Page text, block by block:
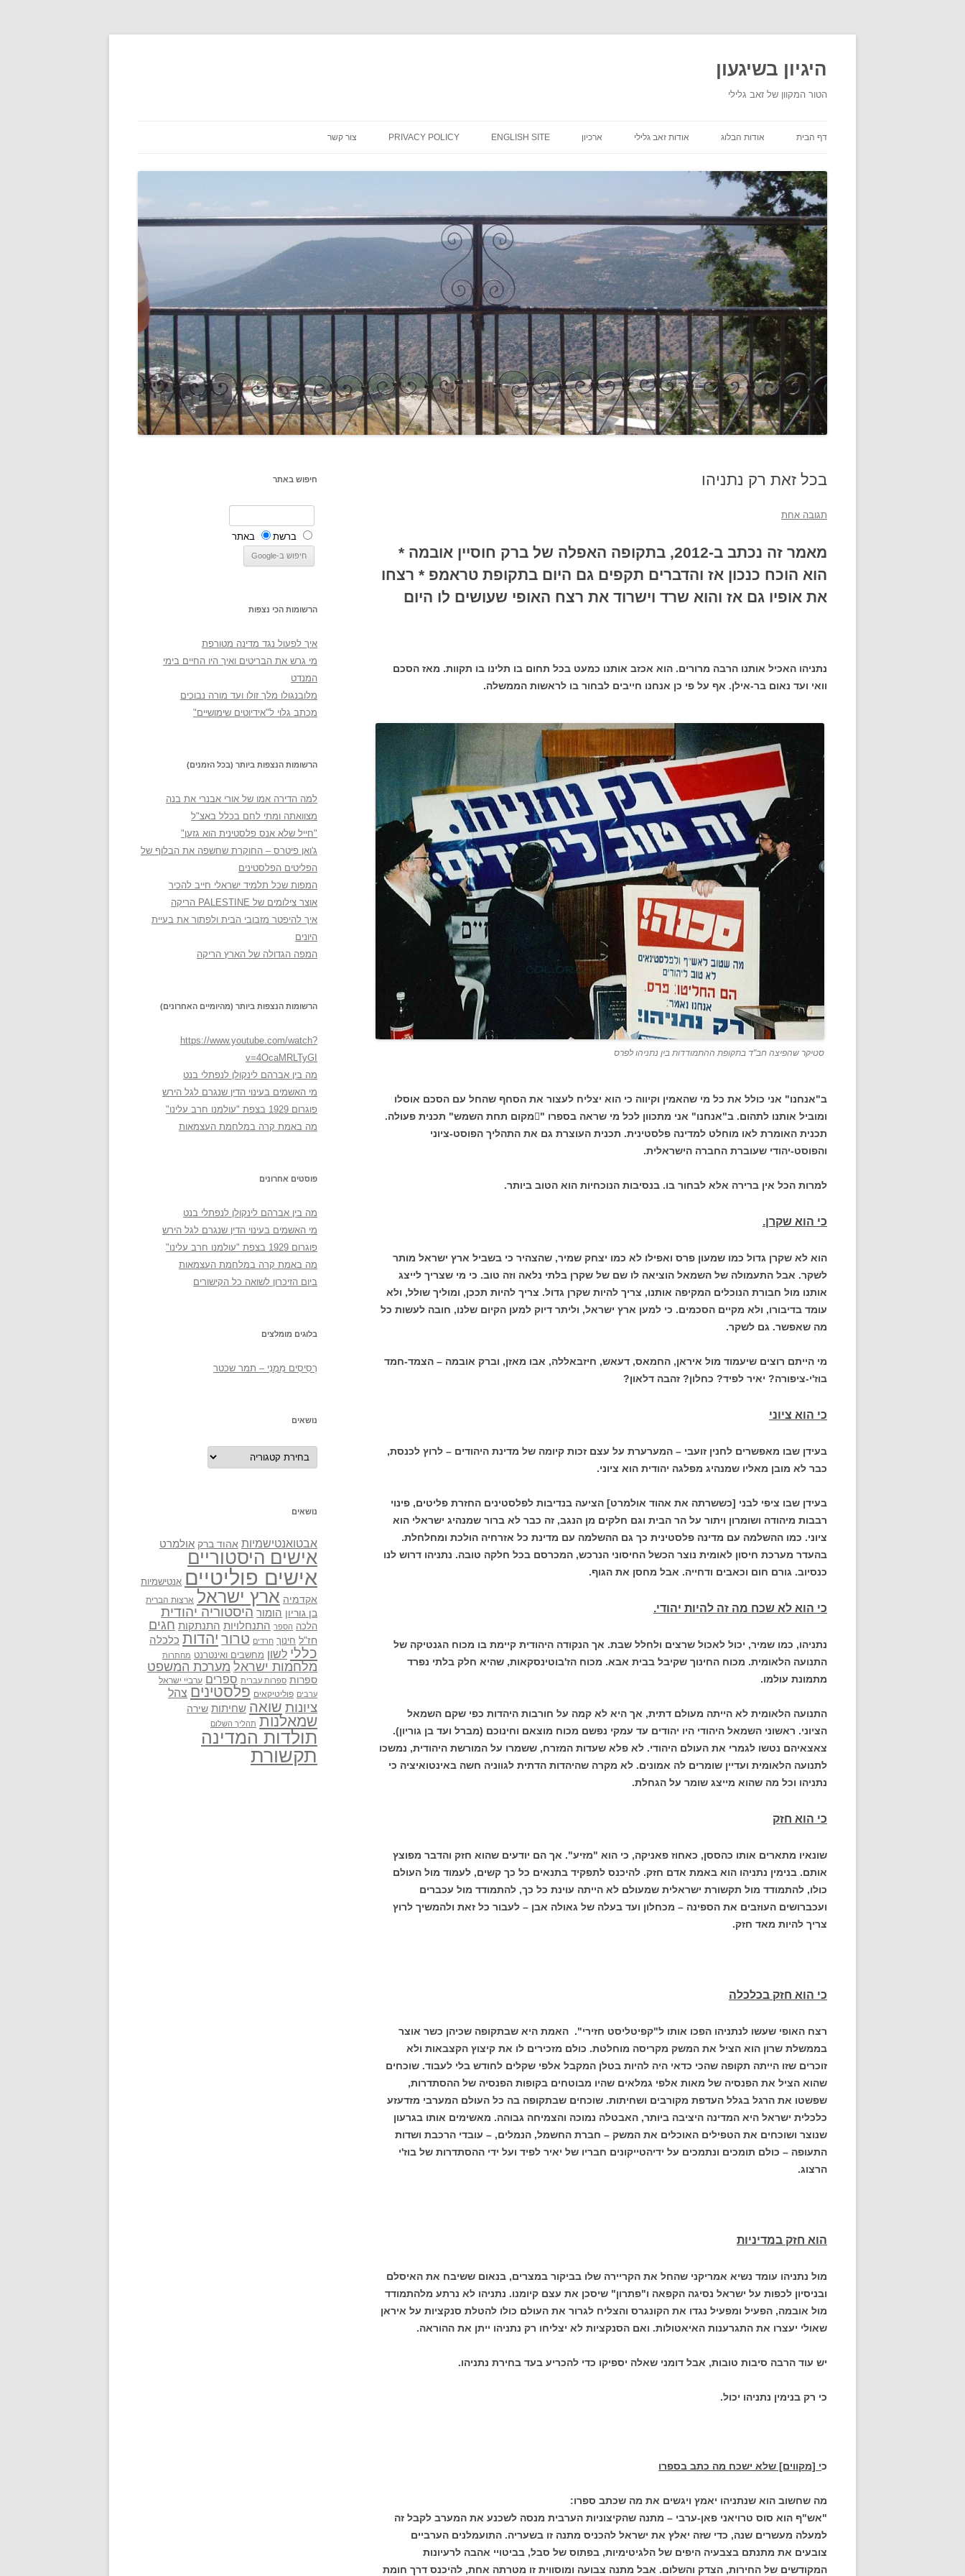
היגיון בשיגעון
הטור המקוון של זאב גלילי
דף הבית אודות הבלוג אודות זאב גלילי ארכיון ENGLISH SITE
PRIVACY POLICY צור קשר
בכל זאת רק נתניהו
תגובה אחת
מאמר זה נכתב ב-2012, בתקופה האפלה של ברק חוסיין אובמה *
הוא הוכח כנכון אז והדברים תקפים גם היום בתקופת טראמפ * רצחו
את אופיו גם אז והוא שרד וישרוד את רצח האופי שעושים לו היום
נתניהו האכיל אותנו הרבה מרורים. הוא אכזב אותנו כמעט בכל תחום בו תלינו בו תקוות. מאז הסכם
וואי ועד נאום בר-אילן. אף על פי כן אנחנו חייבים לבחור בו לראשות הממשלה.
סטיקר שהפיצה חב"ד בתקופת ההתמודדות בין נתניהו לפרס
ב"אנחנו" אני כולל את כל מי שהאמין וקיווה כי הוא יצליח לעצור את הסחף שהחל עם הסכם אוסלו
ומוביל אותנו לתהום. ב"אנחנו" אני מתכוון לכל מי שראה בספרו "מקום תחת השמש" תכנית פעולה.
תכנית האומרת לאו מוחלט למדינה פלסטינית. תכנית העוצרת גם את התהליך הפוסט-ציוני
והפוסט-יהודי שעוברת החברה הישראלית.
למרות הכל אין ברירה אלא לבחור בו. בנסיבות הנוכחיות הוא הטוב ביותר.
כי הוא שקרן.
הוא לא שקרן גדול כמו שמעון פרס ואפילו לא כמו יצחק שמיר, שהצהיר כי בשביל ארץ ישראל מותר
לשקר. אבל התעמולה של השמאל הוציאה לו שם של שקרן בלתי נלאה וזה טוב. כי מי שצריך לייצג
אותנו מול חבורת הנוכלים המקיפה אותנו, צריך להיות שקרן גדול. צריך להיות תככן, ומוליך שולל, ולא
עומד בדיבורו, ולא מקיים הסכמים. כי למען ארץ ישראל, וליתר דיוק למען הקיום שלנו, חובה לעשות כל
מה שאפשר. גם לשקר.
מי הייתם רוצים שיעמוד מול איראן, החמאס, דעאש, חיזבאללה, אבו מאזן, וברק אובמה – הצמד-חמד
בוז'י-ציפורה? יאיר לפיד? כחלון? זהבה דלאון?
כי הוא ציוני
בעידן שבו מאפשרים לחנין זועבי – המערערת על עצם זכות קיומה של מדינת היהודים – לרוץ לכנסת,
כבר לא מובן מאליו שמנהיג מפלגה יהודית הוא ציוני.
בעידן שבו ציפי לבני [כששרתה את אהוד אולמרט] הציעה בנדיבות לפלסטינים החזרת פליטים, פינוי
רבבות מיהודה ושומרון ויתור על הר הבית וגם חלקים מן הנגב, זה כבר לא ברור שמנהיג ישראלי הוא
ציוני. כמו ההשלמה עם מדינה פלסטינית כך גם ההשלמה עם מדינת כל אזרחיה הולכת ומחלחלת.
בהעדר מערכת חיסון לאומית נוצר הכשל החיסוני הנרכש, המכרסם בכל חלקה טובה. נתניהו דרוש לנו
כנסיוב. גורם חום וכאבים ודחייה. אבל מחסן את הגוף.
כי הוא לא שכח מה זה להיות יהודי.
נתניהו, כמו שמיר, יכול לאכול שרצים ולחלל שבת. אך הנקודה היהודית קיימת בו מכוח הגנטיקה של
התנועה הלאומית. מכוח החינוך שקיבל בבית אבא. מכוח הז'בוטינסקאות, שהיא חלק בלתי נפרד
מתמונת עולמו.
התנועה הלאומית לא הייתה מעולם דתית, אך היא לא קמה על חורבות היהדות כפי שקם השמאל
הציוני. ראשוני השמאל היהודי היו יהודים עד עמקי נפשם מכוח מוצאם וחינוכם (מברל ועד בן גוריון).
צאצאיהם נטשו לגמרי את העולם היהודי. לא פלא שעדות המזרח, ששמרו על המורשת היהודית, נמשכו
לתנועה הלאומית ועדיין שומרים לה אמונים. לא מקרה שהיהדות הדתית לגווניה חשה באינטואיציה כי
נתניהו וכל מה שהוא מייצג שומר על הגחלת.
כי הוא חזק
שונאיו מתארים אותו כהססן, כאחוז פאניקה, כי הוא "מזיע". אך הם יודעים שהוא חזק והדבר מפוצץ
אותם. בנימין נתניהו הוא באמת אדם חזק. להיכנס לתפקיד בתנאים כל כך קשים, לעמוד מול העולם
כולו, להתמודד מול תקשורת ישראלית שמעולם לא הייתה עוינת כל כך, להתמודד מול עכברים
ועכברושים העוזבים את הספינה – מכחלון ועד בעלה של גאולה אבן – לעבור כל זאת ולהמשיך לרוץ
צריך להיות מאד חזק.
כי הוא חזק בכלכלה
רצח האופי שעשו לנתניהו הפכו אותו ל"קפיטליסט חזירי". האמת היא שבתקופה שכיהן כשר אוצר
בממשלת שרון הוא הציל את המשק מקריסה מוחלטת. כולם מזכירים לו את קיצוץ הקצבאות ולא
זוכרים שזו הייתה תקופה שהכי כדאי היה להיות בטלן המקבל אלפי שקלים לחודש בלי לעבוד. שוכחים
שהוא הציל את הפנסיה של מאות אלפי גמלאים שהיו מבוטחים בקופות הפנסיה של ההסתדרות,
שפשטו את הרגל בגלל העדפת מקורבים ושחיתות. שוכחים שבתקופה בה כל העולם המערבי מזדעזע
כלכלית ישראל היא המדינה היציבה ביותר, האבטלה נמוכה והצמיחה גבוהה. מאשימים אותו בגרעון
שנוצר ושוכחים את הטפילים האוכלים את המשק – חברת החשמל, הנמלים, – עובדי הרכבת ושדות
התעופה – כולם תומכים ונתמכים על ידיהטייקונים חבריו של יאיר לפיד ועל ידי ההסתדרות של בוז'י
הרצוג.
הוא חזק במדיניות
מול נתניהו עומד נשיא אמריקני שהחל את הקריירה שלו בביקור במצרים, בנאום ששיבח את האיסלם
ובניסיון לכפות על ישראל נסיגה הקפאה ו"פתרון" שיסכן את עצם קיומנו. נתניהו לא נרתע מלהתמודד
מול אובמה, הפעיל ומפעיל נגדו את הקונגרס והצליח לגרור את העולם כולו להטלת סנקציות על איראן
שאולי יעצרו את התגרענות האיאטולות. ואם הסנקציות לא יצליחו רק נתניהו ייתן את ההוראה.
יש עוד הרבה סיבות טובות, אבל דומני שאלה יספיקו כדי להכריע בעד בחירת נתניהו.
כי רק בנימין נתניהו יכול.
כי [מקווים] שלא ישכח מה כתב בספרו
מה שחשוב הוא שנתניהו יאמץ ויגשים את מה שכתב ספרו:
"אש"ף הוא סוס טרויאני פאן-ערבי – מתנה שהקיצוניות הערבית מנסה לשכנע את המערב לקבל זה
למעלה מעשרים שנה, כדי שזה יאלץ את ישראל להכניס מתנה זו בשעריה. התועמלנים הערביים
צובעים את מתנתם בצבעיה היפים של הלגיטימיות, בפתוס של סבל, בביטויי אהבה לרעיונות
המקודשים של החירות, הצדק והשלום. אבל מתנה צבועה ומוסווית זו מטרתה אחת, להיכנס דרך חומת
חיפוש באתר
ברשת באתר
הרשומות הכי נצפות
איך לפעול נגד מדינה מטורפת
מי גרש את הבריטים ואיך היו החיים בימי
המנדט
מלובנגולו מלך זולו ועד מורה נבוכים
מכתב גלוי ל"אידיוטים שימושיים"
הרשומות הנצפות ביותר (בכל הזמנים)
למה הדירה אמו של אורי אבנרי את בנה
מצוואתה ומתי לחם בכלל באצ"ל
"חייל שלא אנס פלסטינית הוא גזען"
ג'ואן פיטרס – החוקרת שחשפה את הבלוף של
הפליטים הפלסטינים
המפות שכל תלמיד ישראלי חייב להכיר
אוצר צילומים של PALESTINE הריקה
איך להיפטר מזבובי הבית ולפתור את בעיית
היונים
המפה הגדולה של הארץ הריקה
הרשומות הנצפות ביותר (מהיומיים האחרונים)
https://www.youtube.com/watch?
v=4OcaMRLTyGI
מה בין אברהם לינקולן לנפתלי בנט
מי האשמים בעינוי הדין שנגרם לגל הירש
פוגרום 1929 בצפת "עולמנו חרב עלינו"
מה באמת קרה במלחמת העצמאות
פוסטים אחרונים
מה בין אברהם לינקולן לנפתלי בנט
מי האשמים בעינוי הדין שנגרם לגל הירש
פוגרום 1929 בצפת "עולמנו חרב עלינו"
מה באמת קרה במלחמת העצמאות
ביום הזיכרון לשואה כל הקישורים
בלוגים מומלצים
רְסִיסִים מִמֶנִי – תמר שכטר
נושאים
נושאים
נושאים
אבטואנטישמיות אהוד ברק אולמרט
אישים היסטוריים
אישים פוליטיים אנטישמיות
אקדמיה ארץ ישראל ארצות הברית
בן גוריון הומור היסטוריה יהודית
הלכה הספר התנחלויות התנתקות חגים
חז"ל חינוך חרדים טרור יהדות כלכלה
כללי לשון מחשבים ואינטרנט מחתרות
מלחמות ישראל מערכת המשפט
ספרות ספרות עברית ספרים ערביי ישראל
ערבים פוליטיקאים פלסטינים צהל
ציונות שואה שחיתות שירה
שמאלנות תהליך השלום
תולדות המדינה
תקשורת